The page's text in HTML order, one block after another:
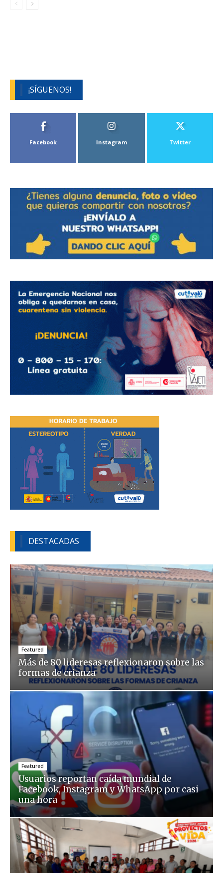
¡SÍGUENOS!
DESTACADAS
Featured
Más de 80 lideresas reflexionaron sobre las
formas de crianza
Featured
Usuarios reportan caída mundial de
Facebook, Instagram y WhatsApp por casi
una hora